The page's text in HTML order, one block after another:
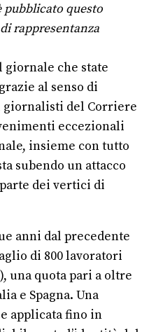
pubblicato questo
rappresentanza
che state
al senso di
giornalisti del Corriere
eccezionali
insieme con tutto
subendo un attacco
dei vertici di
anni dal precedente
di 800 lavoratori
una quota pari a oltre
e Spagna. Una
applicata fino in